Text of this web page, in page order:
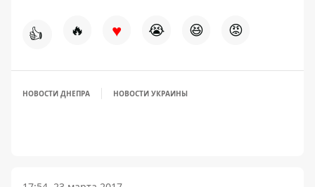
👍 🔥 ♥ 😭 😆 😡
НОВОСТИ ДНЕПРА НОВОСТИ УКРАИНЫ